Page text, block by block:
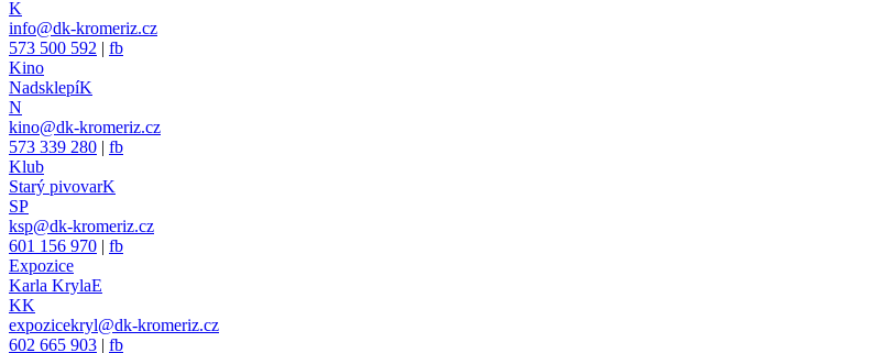
K
info@dk-kromeriz.cz
573 500 592 | fb
Kino
NadsklepíK
N
kino@dk-kromeriz.cz
573 339 280 | fb
Klub
Starý pivovarK
SP
ksp@dk-kromeriz.cz
601 156 970 | fb
Expozice
Karla KrylaE
KK
expozicekryl@dk-kromeriz.cz
602 665 903 | fb